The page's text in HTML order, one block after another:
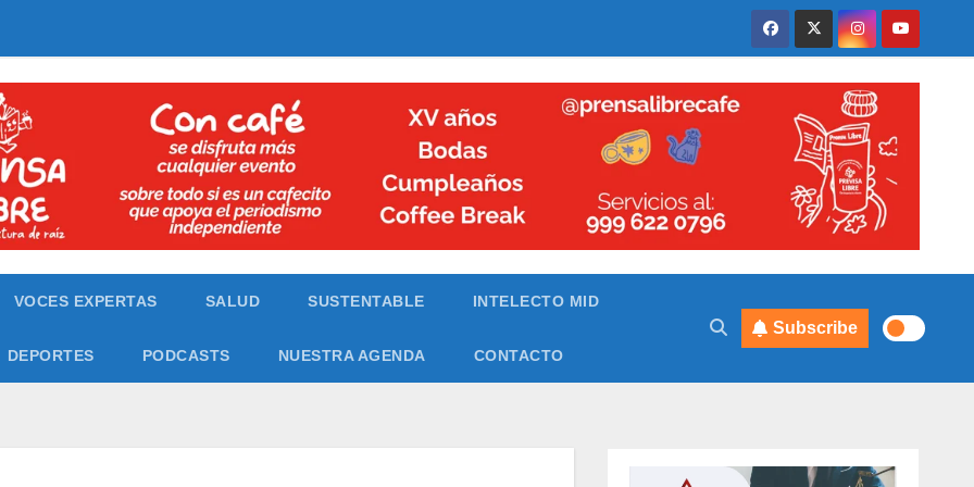
VOCES EXPERTAS SALUD SUSTENTABLE INTELECTO MID
DEPORTES PODCASTS NUESTRA AGENDA CONTACTO
Subscribe